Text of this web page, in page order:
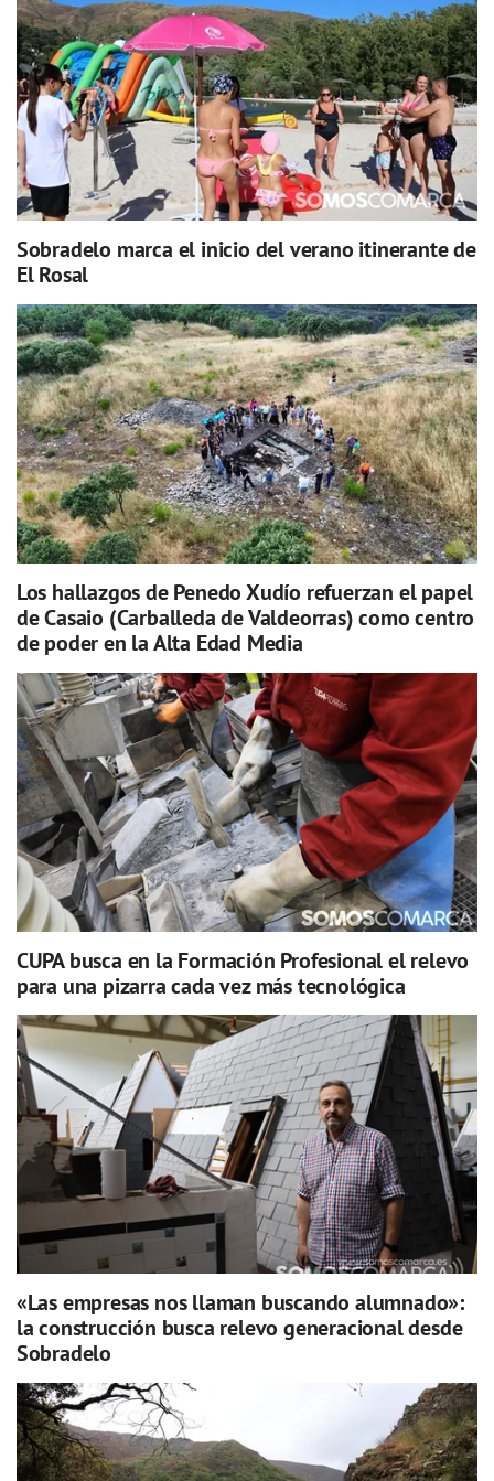
Sobradelo marca el inicio del verano itinerante de
El Rosal
Los hallazgos de Penedo Xudío refuerzan el papel
de Casaio (Carballeda de Valdeorras) como centro
de poder en la Alta Edad Media
CUPA busca en la Formación Profesional el relevo
para una pizarra cada vez más tecnológica
«Las empresas nos llaman buscando alumnado»:
la construcción busca relevo generacional desde
Sobradelo